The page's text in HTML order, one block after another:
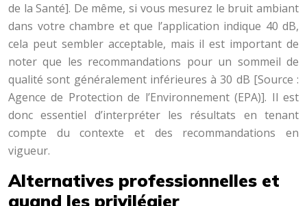
de la Santé]. De même, si vous mesurez le bruit ambiant
dans votre chambre et que l’application indique 40 dB,
cela peut sembler acceptable, mais il est important de
noter que les recommandations pour un sommeil de
qualité sont généralement inférieures à 30 dB [Source :
Agence de Protection de l’Environnement (EPA)]. Il est
donc essentiel d’interpréter les résultats en tenant
compte du contexte et des recommandations en
vigueur.
Alternatives professionnelles et
quand les privilégier